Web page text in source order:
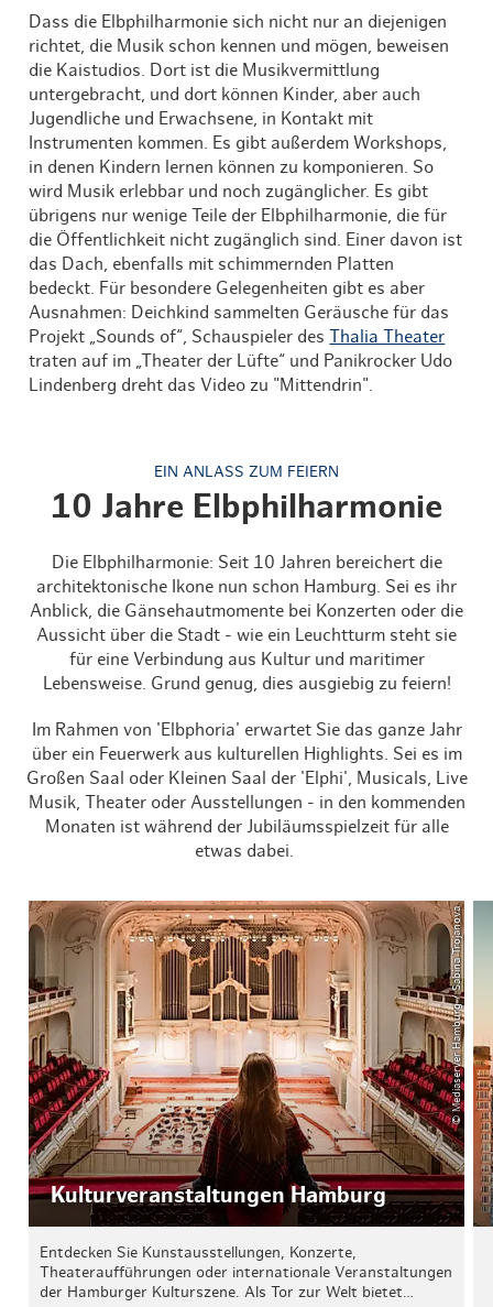
Dass die Elbphilharmonie sich nicht nur an diejenigen
richtet, die Musik schon kennen und mögen, beweisen
die Kaistudios. Dort ist die Musikvermittlung
untergebracht, und dort können Kinder, aber auch
Jugendliche und Erwachsene, in Kontakt mit
Instrumenten kommen. Es gibt außerdem Workshops,
in denen Kindern lernen können zu komponieren. So
wird Musik erlebbar und noch zugänglicher. Es gibt
übrigens nur wenige Teile der Elbphilharmonie, die für
die Öffentlichkeit nicht zugänglich sind. Einer davon ist
das Dach, ebenfalls mit schimmernden Platten
bedeckt. Für besondere Gelegenheiten gibt es aber
Ausnahmen: Deichkind sammelten Geräusche für das
Projekt „Sounds of“, Schauspieler des
Thalia Theater
traten auf im „Theater der Lüfte“ und Panikrocker Udo
Lindenberg dreht das Video zu "Mittendrin".
EIN ANLASS ZUM FEIERN
10 Jahre Elbphilharmonie
Die Elbphilharmonie: Seit 10 Jahren bereichert die
architektonische Ikone nun schon Hamburg. Sei es ihr
Anblick, die Gänsehautmomente bei Konzerten oder die
Aussicht über die Stadt - wie ein Leuchtturm steht sie
für eine Verbindung aus Kultur und maritimer
Lebensweise. Grund genug, dies ausgiebig zu feiern!
Im Rahmen von 'Elbphoria' erwartet Sie das ganze Jahr
über ein Feuerwerk aus kulturellen Highlights. Sei es im
Großen Saal oder Kleinen Saal der 'Elphi', Musicals, Live
Musik, Theater oder Ausstellungen - in den kommenden
Monaten ist während der Jubiläumsspielzeit für alle
etwas dabei.
© Mediaserver Hamburg / Sabina Trojanova
Kulturveranstaltungen Hamburg
Entdecken Sie Kunstausstellungen, Konzerte,
Theateraufführungen oder internationale Veranstaltungen
der Hamburger Kulturszene. Als Tor zur Welt bietet…